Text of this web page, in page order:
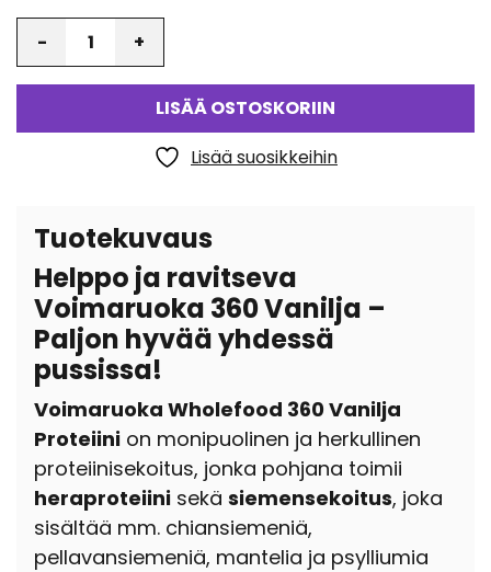
LISÄÄ OSTOSKORIIN
Lisää suosikkeihin
Tuotekuvaus
Helppo ja ravitseva
Voimaruoka 360 Vanilja –
Paljon hyvää yhdessä
pussissa!
Voimaruoka Wholefood 360 Vanilja
Proteiini on monipuolinen ja herkullinen
proteiinisekoitus, jonka pohjana toimii
heraproteiini sekä siemensekoitus, joka
sisältää mm. chiansiemeniä,
pellavansiemeniä, mantelia ja psylliumia